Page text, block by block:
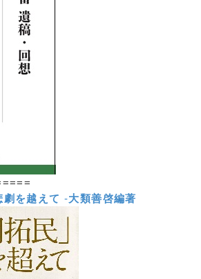
劇を越えて -大類善啓編著